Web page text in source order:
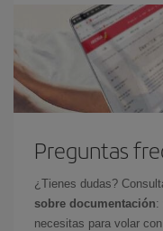
Preguntas
¿Tienes dudas?
sobre documentación:
necesitas para volar